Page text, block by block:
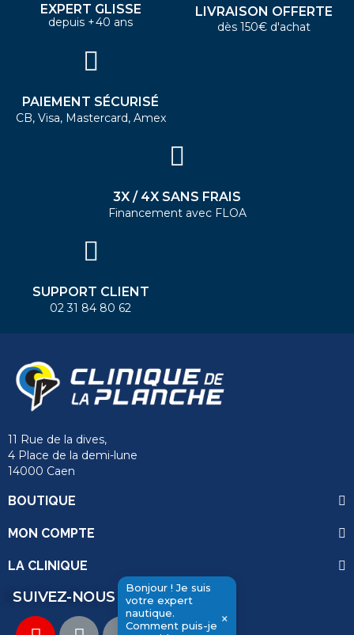
Bonjour ! Je suis
votre expert
nautique.
Comment puis-je ×
EXPERT GLISSE
depuis +40 ans
LIVRAISON OFFERTE
dès 150€ d'achat
PAIEMENT SÉCURISÉ
CB, Visa, Mastercard, Amex
3X / 4X SANS FRAIS
Financement avec FLOA
SUPPORT CLIENT
02 31 84 80 62
11 Rue de la dives,
4 Place de la demi-lune
14000 Caen
BOUTIQUE
MON COMPTE
LA CLINIQUE
SUIVEZ-NOUS